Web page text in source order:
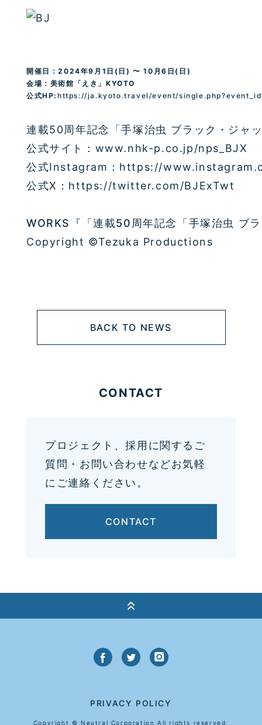
開催日：2024年9月1日(日) 〜 10月6日(日)
会場：美術館「えき」KYOTO
公式HP: https://ja.kyoto.travel/event/
連載50周年記念「手塚治虫 ブラック・ジャ
公式サイト：www.nhk-p.co.jp/nps_BJX
公式Instagram：https://
公式X：https://twitter.com/BJExTwt
WORKS『「連載50周年記念「手塚治虫 ブ
Copyright ©Tezuka Productions
BACK TO NEWS
CONTACT
プロジェクト、採用に関するご
質問・お問い合わせなどお気軽
にご連絡ください。
CONTACT
PRIVACY POLICY
Copyright © Neutral Corporation All rights reserved.